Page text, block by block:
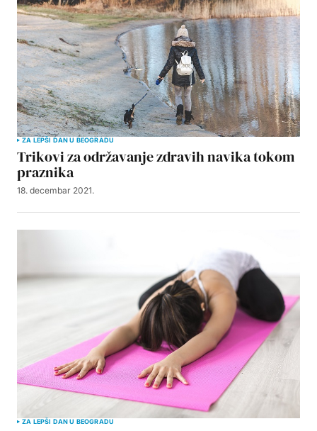
ZA LEPŠI DAN U BEOGRADU
Trikovi za održavanje zdravih navika tokom
praznika
18. decembar 2021.
ZA LEPŠI DAN U BEOGRADU